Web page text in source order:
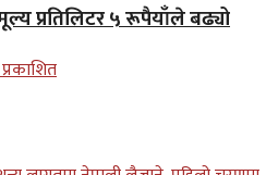
प्रतिलिटर ५ रूपैयाँले बढ्यो